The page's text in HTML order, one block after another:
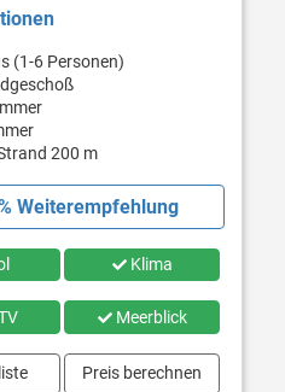
(1-6 Personen)
200 m
Weiterempfehlung
Klima
Meerblick
Preis berechnen